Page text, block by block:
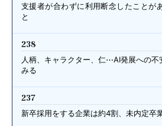
支援者が合わずに利用断念したことが
と
238
人柄、キャラクター、仁⋯AI発展への不
みる
237
新卒採用をする企業は約4割、 未内定卒